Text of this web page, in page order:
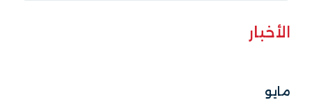
الأخبار
مايو